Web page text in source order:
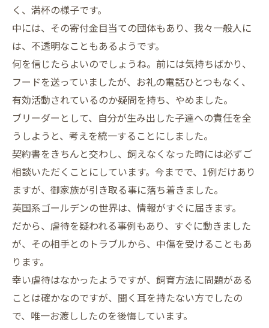
く、満杯の様子です。
中には、その寄付金目当ての団体もあり、我々一般人に
は、不透明なこともあるようです。
何を信じたらよいのでしょうね。前には気持ちばかり、
フードを送っていましたが、お礼の電話ひとつもなく、
有効活動されているのか疑問を持ち、やめました。
ブリーダーとして、自分が生み出した子達への責任を全
うしようと、考えを統一することにしました。
契約書をきちんと交わし、飼えなくなった時には必ずご
相談いただくことにしています。今までで、1例だけあり
ますが、御家族が引き取る事に落ち着きました。
英国系ゴールデンの世界は、情報がすぐに届きます。
だから、虐待を疑われる事例もあり、すぐに動きました
が、その相手とのトラブルから、中傷を受けることもあ
ります。
幸い虐待はなかったようですが、飼育方法に問題がある
ことは確かなのですが、聞く耳を持たない方でしたの
で、唯一お渡ししたのを後悔しています。